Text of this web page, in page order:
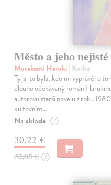
Město a jeho
Murakami Haruki | Kniha
Ty jsi to byla, kdo mi vyprávěl o
dlouho očekávaný román
autorovu starší novelu z roku
kultovním…
Na sklade ?
30,22 €
32,85 € ?